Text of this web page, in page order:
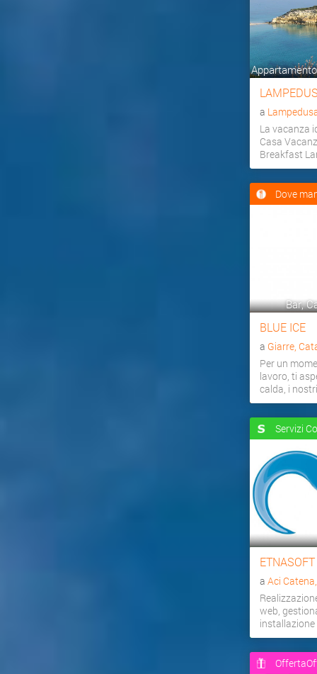
a
La vacanza
Casa
Breakfast
Dove
Bar,
BLUE ICE
a Giarre,
Per un
lavoro, ti
calda, i
Servizi
ETNASOFT
aAci
web,